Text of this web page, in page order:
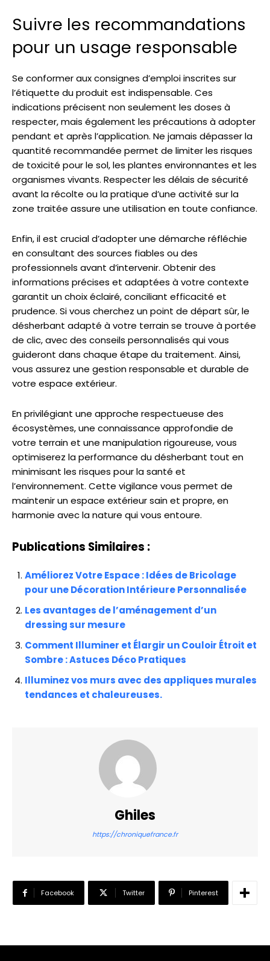
Suivre les recommandations
pour un usage responsable
Se conformer aux consignes d’emploi inscrites sur
l’étiquette du produit est indispensable. Ces
indications précisent non seulement les doses à
respecter, mais également les précautions à adopter
pendant et après l’application. Ne jamais dépasser la
quantité recommandée permet de limiter les risques
de toxicité pour le sol, les plantes environnantes et les
organismes vivants. Respecter les délais de sécurité
avant la récolte ou la pratique d’une activité sur la
zone traitée assure une utilisation en toute confiance.
Enfin, il est crucial d’adopter une démarche réfléchie
en consultant des sources fiables ou des
professionnels avant d’intervenir. Obtenir des
informations précises et adaptées à votre contexte
garantit un choix éclairé, conciliant efficacité et
prudence. Si vous cherchez un point de départ sûr, le
désherbant adapté à votre terrain se trouve à portée
de clic, avec des conseils personnalisés qui vous
guideront dans chaque étape du traitement. Ainsi,
vous assurez une gestion responsable et durable de
votre espace extérieur.
En privilégiant une approche respectueuse des
écosystèmes, une connaissance approfondie de
votre terrain et une manipulation rigoureuse, vous
optimiserez la performance du désherbant tout en
minimisant les risques pour la santé et
l’environnement. Cette vigilance vous permet de
maintenir un espace extérieur sain et propre, en
harmonie avec la nature qui vous entoure.
Publications Similaires :
Améliorez Votre Espace : Idées de Bricolage
pour une Décoration Intérieure Personnalisée
Les avantages de l’aménagement d’un
dressing sur mesure
Comment Illuminer et Élargir un Couloir Étroit et
Sombre : Astuces Déco Pratiques
Illuminez vos murs avec des appliques murales
tendances et chaleureuses.
Ghiles
https://chroniquefrance.fr
Facebook Twitter Pinterest